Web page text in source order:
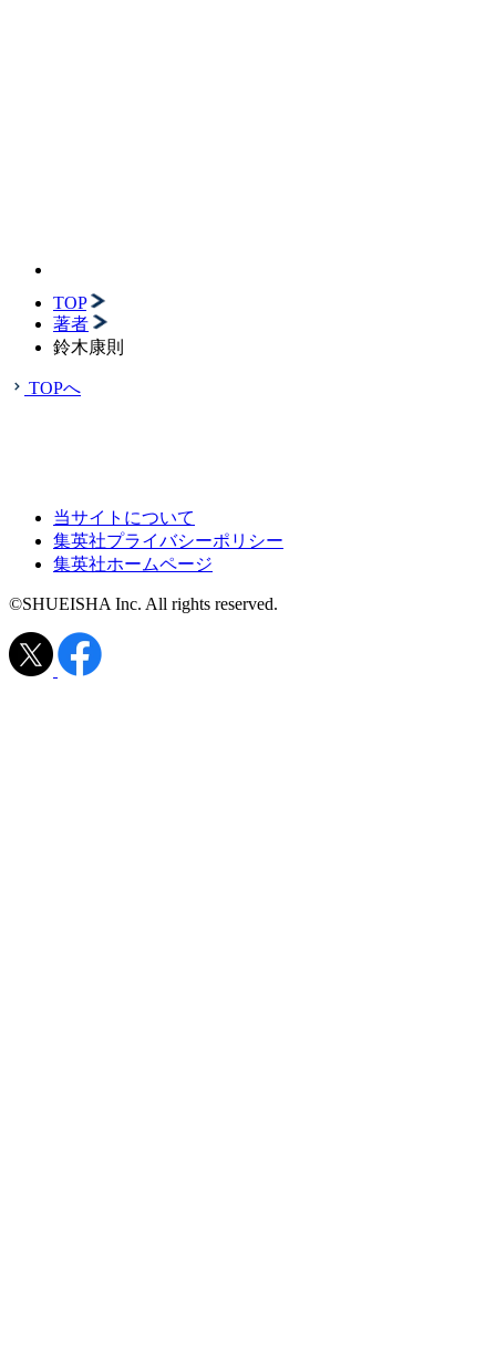
TOP
著者
鈴木康則
TOPへ
当サイトについて
集英社プライバシーポリシー
集英社ホームページ
©SHUEISHA Inc. All rights reserved.